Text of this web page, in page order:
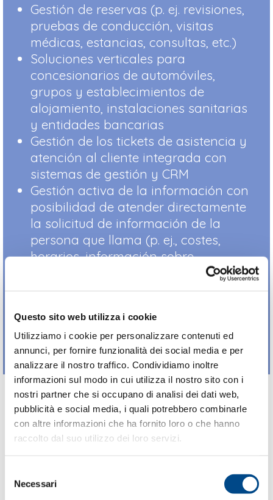
Questo sito web utilizza i cookie
Utilizziamo i cookie per personalizzare contenuti ed
annunci, per fornire funzionalità dei social media e per
analizzare il nostro traffico. Condividiamo inoltre
informazioni sul modo in cui utilizza il nostro sito con i
nostri partner che si occupano di analisi dei dati web,
pubblicità e social media, i quali potrebbero combinarle
con altre informazioni che ha fornito loro o che hanno
raccolto dal suo utilizzo dei loro servizi.
delNecessari
Gestión de reservas (p. ej. revisiones,
pruebas de conducción, visitas
médicas, estancias, consultas, etc.)
Soluciones verticales para
concesionarios de automóviles,
grupos y establecimientos de
alojamiento, instalaciones sanitarias
y entidades bancarias
Gestión de los tickets de asistencia y
atención al cliente integrada con
sistemas de gestión y CRM
Gestión activa de la información con
posibilidad de atender directamente
la solicitud de información de la
persona que llama (p. ej., costes,
horarios, información sobre
Solucionesoutbound(p. ej.,
comunicaciones, campañas
publicitarias, etc.)
LAS VENTAJAS DE UNA
SOLUCIÓN QUE SE
ADAPTA A TUS
NECESIDADES